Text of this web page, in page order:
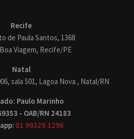
Recife
de Paula Santos, 1368
Viagem, Recife/PE
Natal
sala 501, Lagoa Nova , Natal/RN
Paulo Marinho
- OAB/RN 24183
81 99329.1296